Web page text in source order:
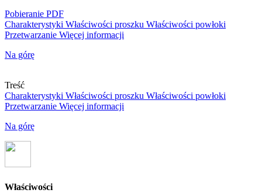
Pobieranie PDF
Charakterystyki Właściwości proszku Właściwości powłoki
Przetwarzanie Więcej informacji
Na górę
Treść
Charakterystyki Właściwości proszku Właściwości powłoki
Przetwarzanie Więcej informacji
Na górę
Właściwości